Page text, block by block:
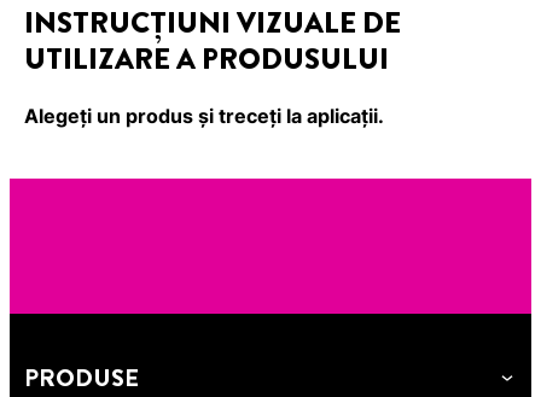
INSTRUCȚIUNI VIZUALE DE
UTILIZARE A PRODUSULUI
Alegeți un produs și treceți la aplicații.
PRODUSE